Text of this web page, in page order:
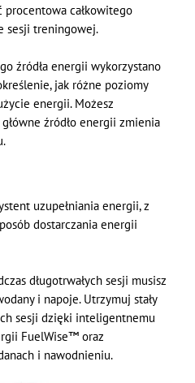
całkowitego
sesji treningowej.
źródła energii wykorzystano
jak różne poziomy
energii. Możesz
źródło energii zmienia
uzupełniania energii, z
dostarczania energii
długotrwałych sesji musisz
i napoje. Utrzymuj stały
sesji dzięki inteligentnemu
FuelWise™ oraz
i nawodnieniu.